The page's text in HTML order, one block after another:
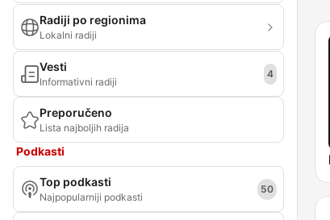
Radiji po regionima
Lokalni radiji
Vesti
Informativni radiji
4
Preporučeno
Lista najboljih radija
Podkasti
Top podkasti
Najpopularniji podkasti
50